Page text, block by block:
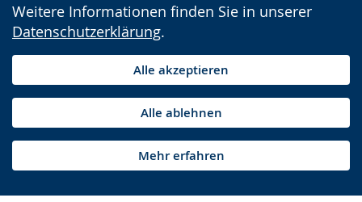
Weitere Informationen finden Sie in unserer
Datenschutzerklärung.
Alle akzeptieren
Alle ablehnen
Mehr erfahren